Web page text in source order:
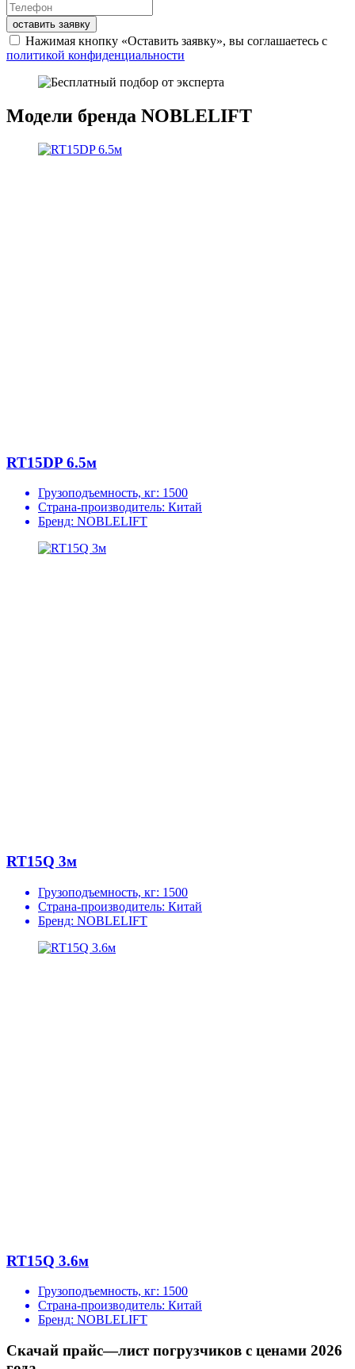
оставить заявку
Нажимая кнопку «Оставить заявку», вы соглашаетесь с
политикой конфиденциальности
Модели бренда NOBLELIFT
RT15DP 6.5м
Грузоподъемность, кг: 1500
Страна-производитель: Китай
Бренд: NOBLELIFT
RT15Q 3м
Грузоподъемность, кг: 1500
Страна-производитель: Китай
Бренд: NOBLELIFT
RT15Q 3.6м
Грузоподъемность, кг: 1500
Страна-производитель: Китай
Бренд: NOBLELIFT
Скачай прайс—лист погрузчиков с ценами 2026